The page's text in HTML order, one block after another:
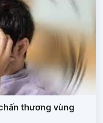
thương vùng